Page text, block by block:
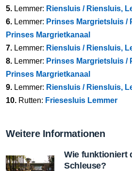
5. Lemmer: Riensluis / Riensluis,
6. Lemmer: Prinses Margrietsluis /
Prinses Margrietkanaal
7. Lemmer: Riensluis / Riensluis,
8. Lemmer: Prinses Margrietsluis /
Prinses Margrietkanaal
9. Lemmer: Riensluis / Riensluis,
10. Rutten: Friesesluis Lemmer
Weitere Informationen
Wie funktioniert
Schleuse?